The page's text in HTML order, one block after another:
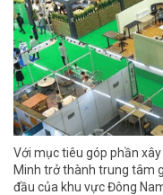
Với mục tiêu góp phần
Minh trở thành trung tâm
đầu của khu vực Đông